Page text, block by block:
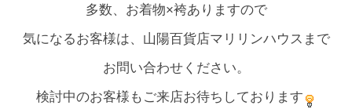
多数、お着物×袴ありますので
気になるお客様は、山陽百貨店マリリンハウスまで
お問い合わせください。
検討中のお客様もご来店お待ちしております